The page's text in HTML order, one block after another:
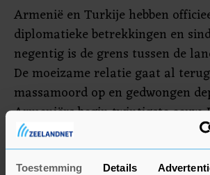
Toestemming Details
Armenië en Turkije hebben
diplomatieke betrekkingen en
negentig is de grens tussen de
De moeizame relatie gaat al
massamoord op en gedwongen
Armeniërs begin twintigste eeuw.
bekend als de Armeense
verwerpt die term.